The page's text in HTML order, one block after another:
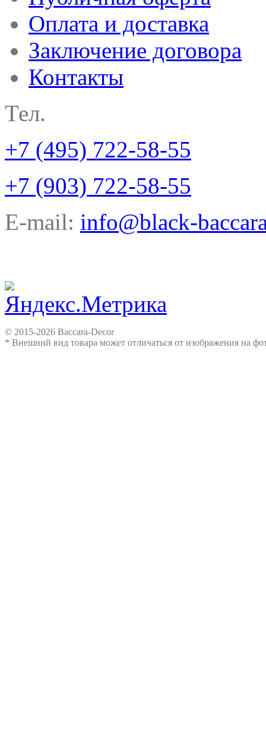
Оплата и доставка
Заключение договора
Контакты
Тел.
+7 (495) 722-58-55
+7 (903) 722-58-55
E-mail: info@black-
© 2015-2026 Baccara-Decor
* Внешний вид товара может отличаться от изображения на